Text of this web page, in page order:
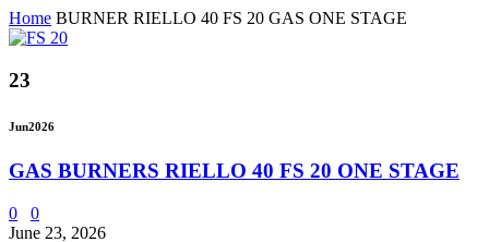
Home BURNER RIELLO 40 FS 20 GAS ONE STAGE
23
Jun2026
GAS BURNERS RIELLO 40 FS 20 ONE STAGE
0
0
June 23, 2026